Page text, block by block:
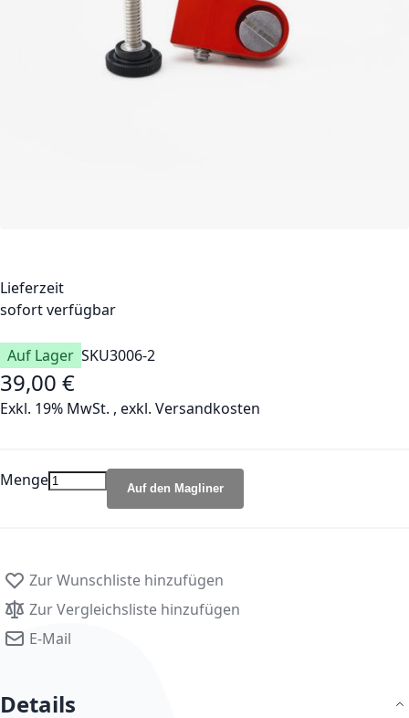
Lieferzeit
sofort verfügbar
Auf Lager SKU3006-2
39,00 €
Exkl. 19% MwSt. , exkl. Versandkosten
Menge Auf den Magliner
Zur Wunschliste hinzufügen
Zur Vergleichsliste hinzufügen
E-Mail
Details